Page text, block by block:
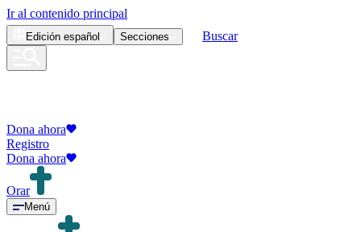
Ir al contenido principal
Edición español Secciones Buscar
Dona ahora
Registro
Dona ahora
Orar
Menú